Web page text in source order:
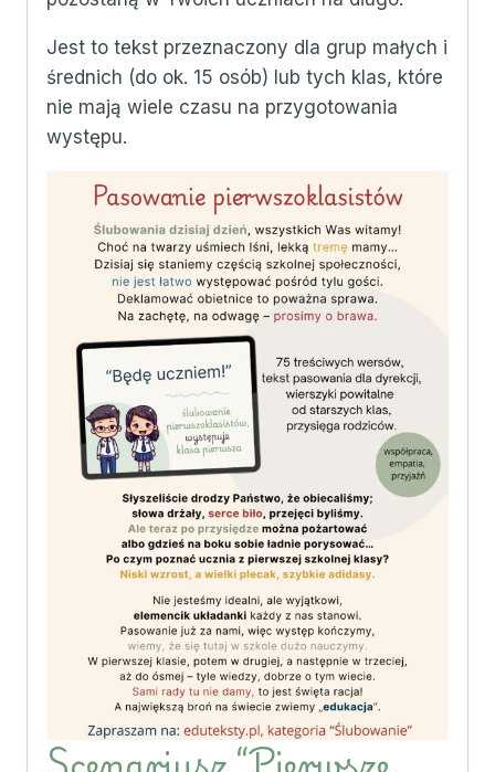
Jest to tekst przeznaczony dla grup małych i
średnich (do ok. 15 osób) lub tych klas, które
nie mają wiele czasu na przygotowania
występu.